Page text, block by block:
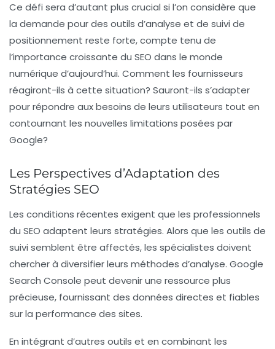
Ce défi sera d’autant plus crucial si l’on considère que
la demande pour des outils d’analyse et de suivi de
positionnement reste forte, compte tenu de
l’importance croissante du SEO dans le monde
numérique d’aujourd’hui. Comment les fournisseurs
réagiront-ils à cette situation? Sauront-ils s’adapter
pour répondre aux besoins de leurs utilisateurs tout en
contournant les nouvelles limitations posées par
Google?
Les Perspectives d’Adaptation des
Stratégies SEO
Les conditions récentes exigent que les professionnels
du SEO adaptent leurs stratégies. Alors que les outils de
suivi semblent être affectés, les spécialistes doivent
chercher à diversifier leurs méthodes d’analyse. Google
Search Console peut devenir une ressource plus
précieuse, fournissant des données directes et fiables
sur la performance des sites.
En intégrant d’autres outils et en combinant les